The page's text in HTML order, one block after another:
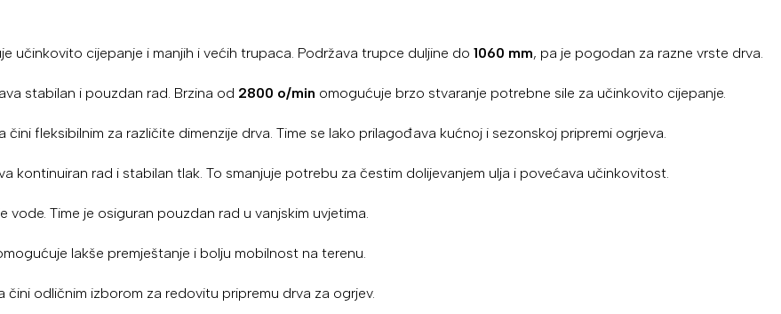
učinkovito cijepanje i manjih i većih trupaca. Podržava trupce duljine do 1060 mm, pa je pogodan za razne vrste drva.
stabilan i pouzdan rad. Brzina od 2800 o/min omogućuje brzo stvaranje potrebne sile za učinkovito cijepanje.
čini fleksibilnim za različite dimenzije drva. Time se lako prilagođava kućnoj i sezonskoj pripremi ogrjeva.
kontinuiran rad i stabilan tlak. To smanjuje potrebu za čestim dolijevanjem ulja i povećava učinkovitost.
Time je osiguran pouzdan rad u vanjskim uvjetima.
lakše premještanje i bolju mobilnost na terenu.
čini odličnim izborom za redovitu pripremu drva za ogrjev.